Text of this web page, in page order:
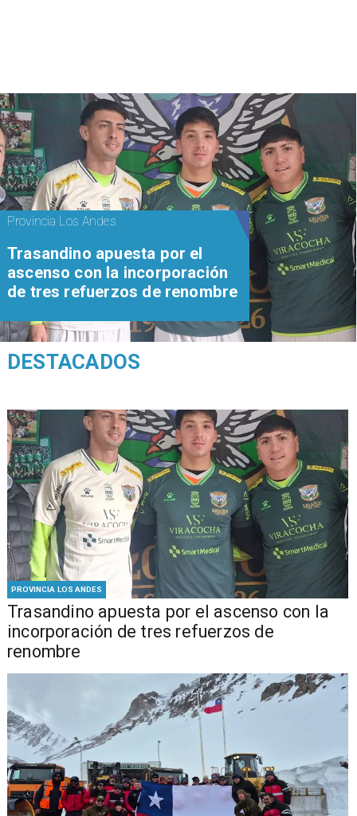
PROVINCIA LOS ANDES
Trasandino apuesta por el ascenso con la
incorporación de tres refuerzos de
renombre
Provincia Los Andes
Trasandino apuesta por el
ascenso con la incorporación
de tres refuerzos de renombre
DESTACADOS